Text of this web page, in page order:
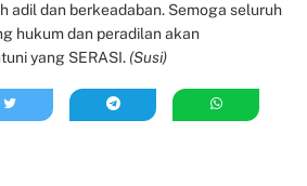
adil dan berkeadaban. Semoga seluruh
hukum dan peradilan akan
yang SERASI. (Susi)